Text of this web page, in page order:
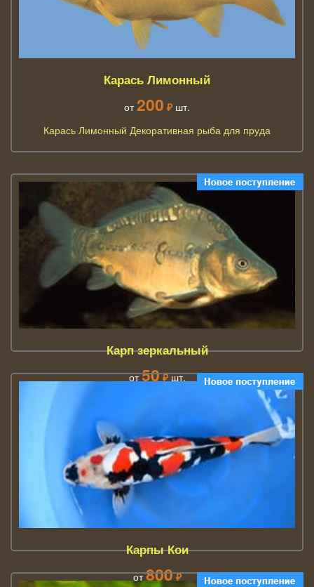
Карась Лимонный
от 200 ₽ шт.
Карась Лимонный Декоративная рыба для пруда
Карп зеркальный
от 50 ₽ шт.
Карпы Кои
от 800 ₽